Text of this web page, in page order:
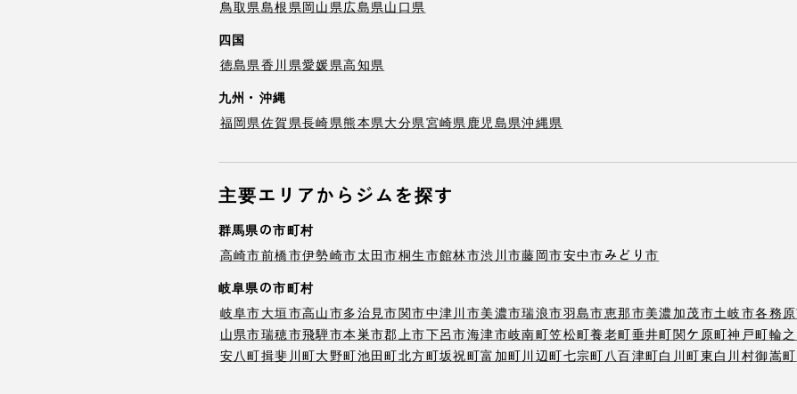
鳥取県島根県岡山県広島県山口県
四国
徳島県香川県愛媛県高知県
九州・沖縄
福岡県佐賀県長崎県熊本県大分県宮崎県鹿児島県沖縄県
主要エリアからジムを探す
群馬県の市町村
高崎市前橋市伊勢崎市太田市桐生市館林市渋川市藤岡市安中市みどり市
岐阜県の市町村
岐阜市大垣市高山市多治見市関市中津川市美濃市瑞浪市羽島市恵那市美濃加茂市土岐市各務
山県市瑞穂市飛騨市本巣市郡上市下呂市海津市岐南町笠松町養老町垂井町関ケ原町神戸町輪
安八町揖斐川町大野町池田町北方町坂祝町富加町川辺町七宗町 八百津町白川町東白川村御嵩町